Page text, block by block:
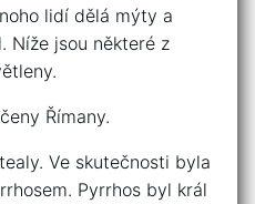
lidí dělá mýty a
Níže jsou některé z
Římany.
Ve skutečnosti byla
Pyrrhos byl král